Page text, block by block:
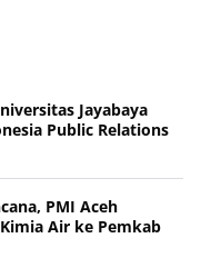
Jayabaya
Public Relations
PMI Aceh
Air ke Pemkab